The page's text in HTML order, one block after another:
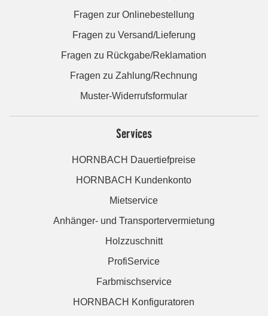
Fragen zur Onlinebestellung
Fragen zu Versand/Lieferung
Fragen zu Rückgabe/Reklamation
Fragen zu Zahlung/Rechnung
Muster-Widerrufsformular
Services
HORNBACH Dauertiefpreise
HORNBACH Kundenkonto
Mietservice
Anhänger- und Transportervermietung
Holzzuschnitt
ProfiService
Farbmischservice
HORNBACH Konfiguratoren